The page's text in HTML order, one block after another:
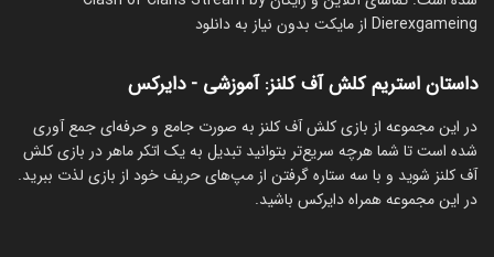
Dierexgameing از مایکت بدون نیاز به دانلود
داستان استریم کلش آف کلنز: آموزشی - دایرکس
‏در این مجموعه از بازی کلش آف کلنز به صورت جامع و حرفه‌ای جمع آوری
شده است تا شما هرچه سریع‌تر بتوانید تبدیل به یک اتکر ماهر در بازی کلش
آف کلنز شوید و با سه ستاره گرفتن از مپ‌های حریف خود از بازی لذت ببرید.
در این مجموعه همراه دایرکس باشید.